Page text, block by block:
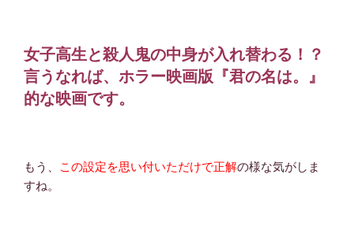
女子高生と殺人鬼の中身が入れ替わる！？
言うなれば、ホラー映画版『君の名は。』
的な映画です。
もう、 この設定を思い付いただけで正解の様な気がしま
すね。